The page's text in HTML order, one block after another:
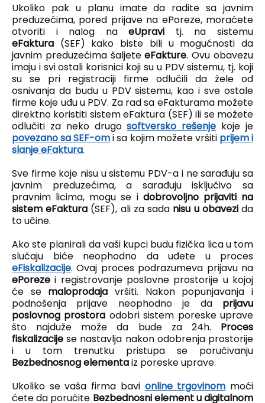
Ukoliko pak u planu imate da radite sa javnim
preduzećima, pored prijave na ePoreze, moraćete
otvoriti i nalog naeUpravi tj. na sistemu
eFaktura (SEF) kako biste bili u mogućnosti da
javnim preduzećima šaljeteeFakture. Ovu obavezu
imaju i svi ostali korisnici koji su u PDV sistemu, tj. koji
su se pri registraciji firme odlučili da žele od
osnivanja da budu u PDV sistemu, kao i sve ostale
firme koje uđu u PDV. Za rad sa eFakturama možete
direktno koristiti sistem eFaktura (SEF) ili se možete
odlučiti za neko drugosoftversko rešenje koje je
povezano sa SEF-omi sa kojim možete vršiti prijem i
slanje eFaktura.
Sve firme koje nisu u sistemu PDV-a i ne sarađuju sa
javnim preduzećima, a sarađuju isključivo sa
pravnim licima, mogu se i dobrovoljno prijaviti na
sistem eFaktura (SEF), ali za sada nisu u obavezida
to učine.
Ako ste planirali da vaši kupci budu fizička lica u tom
slučaju biće neophodno da uđete u proces
eFiskalizacije. Ovaj proces podrazumeva prijavu na
ePoreze i registrovanje poslovne prostorije u kojoj
će se maloprodaja vršiti. Nakon popunjavanja i
podnošenja prijave neophodno je da prijavu
poslovnog prostora odobri sistem poreske uprave
što najduže može da bude za 24h. Proces
fiskalizacije se nastavlja nakon odobrenja prostorije
i u tom trenutku pristupa se poručivanju
Bezbednosnog elementaiz poreske uprave.
Ukoliko se vaša firma bavi online trgovinom moći
ćete da poručite Bezbednosni element u digitalnom